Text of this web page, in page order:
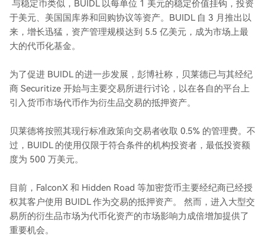
与稳定币类似，BUIDL 以每单位 1 美元的稳定价值挂钩，投资
于美元、美国国库券和回购协议等资产。BUIDL 自 3 月推出以
来，增长迅猛，资产管理规模达到 5.5 亿美元，成为市场上最
大的代币化基金。
为了促进 BUIDL 的进一步发展，彭博社称，贝莱德已与其经纪
商 Securitize 开始与主要交易所进行讨论，以在各自的平台上
引入货币市场代币作为衍生品交易的抵押资产。
贝莱德将按照其现行标准政策向交易者收取 0.5% 的管理费。不
过，BUIDL 的使用仅限于符合条件的机构投资者，最低投资额
度为 500 万美元。
目前，FalconX 和 Hidden Road 等加密货币主要经纪商已经授
权其客户使用 BUIDL 作为交易的抵押资产。 然而，进入大型交
易所的衍生品市场为代币化资产的市场影响力成倍增加提供了
重要机会。